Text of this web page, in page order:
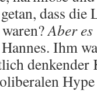
dass die
Aber
Ihm
denkender